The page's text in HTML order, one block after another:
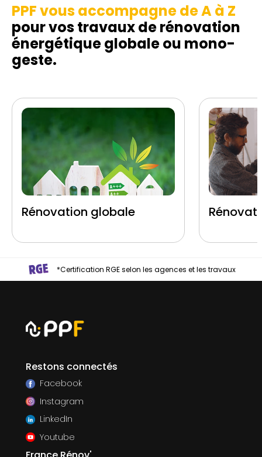
PPF vous accompagne de A à Z
pour vos travaux de rénovation
énergétique globale ou mono-
geste.
Rénovation globale
*Certification RGE selon les agences et les travaux
Restons connectés
Facebook
Instagram
LinkedIn
Youtube